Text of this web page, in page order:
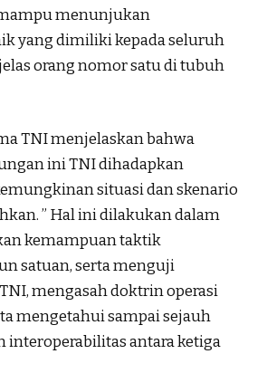
menunjukan
yang dimiliki kepada seluruh
orang nomor satu di tubuh
TNI menjelaskan bahwa
ini TNI dihadapkan
situasi dan skenario
” Hal ini dilakukan dalam
kemampuan taktik
satuan, serta menguji
mengasah doktrin operasi
mengetahui sampai sejauh
interoperabilitas antara ketiga